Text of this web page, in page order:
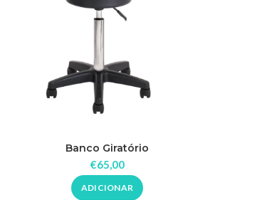
Banco Giratório
€65,00
ADICIONAR